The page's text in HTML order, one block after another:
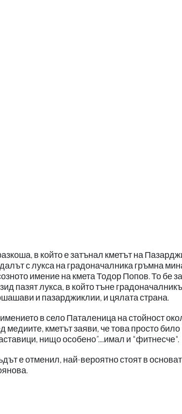
в който е затънал кметът на
с лукса на градоначалника гръмна
имение на кмета Тодор Попов. То бе
пазят лукса, в който тъне
и пазарджиклии, и цялата страна.
в село Паталеница на стойност
медиите, кметът заяви, че това просто
нищо особено”....имал и "фитнесче".
е отменил, най-вероятно стоят в